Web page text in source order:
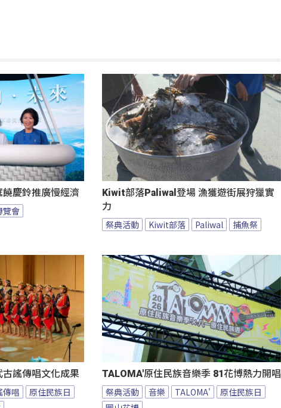
慶鈴推廣慢經濟
覽會
Kiwit部落Paliwal登場 漁獲遊街展狩獵實
力
祭典活動 Kiwit部落 Paliwal 捕魚祭
謠傳唱文化成果
唱
原住民族日
TALOMA'原住民族音樂季 81花博熱力開唱
祭典活動 音樂 TALOMA'
原住民族日